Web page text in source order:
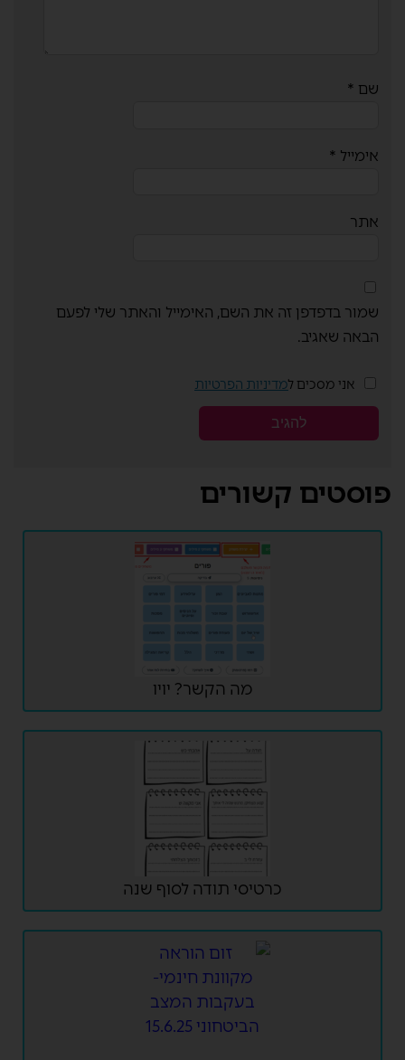
שם *
אימייל *
אתר
שמור בדפדפן זה את השם, האימייל והאתר שלי לפעם
הבאה שאגיב.
אני מסכים למדיניות הפרטיות
פוסטים קשורים
מה הקשר? יויו
כרטיסי תודה לסוף שנה